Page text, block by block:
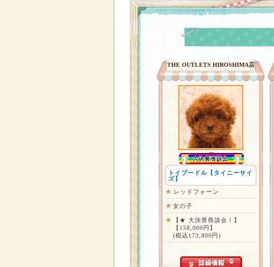
THE OUTLETS HIROSHIMA店
トイプードル【タイニーサイ
ズ】
レッドフォーン
女の子
【★ 大決算商談会！】
【158,000円】
(税込173,800円)